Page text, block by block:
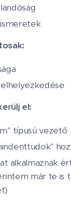
el:
típusú vezető
alkalmaznak
már te is